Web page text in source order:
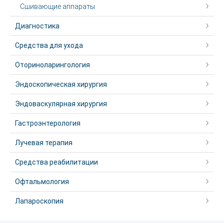
Сшивающие аппараты
Диагностика
Средства для ухода
Оториноларингология
Эндоскопическая хирургия
Эндоваскулярная хирургия
Гастроэнтерология
Лучевая терапия
Средства реабилитации
Офтальмология
Лапароскопия